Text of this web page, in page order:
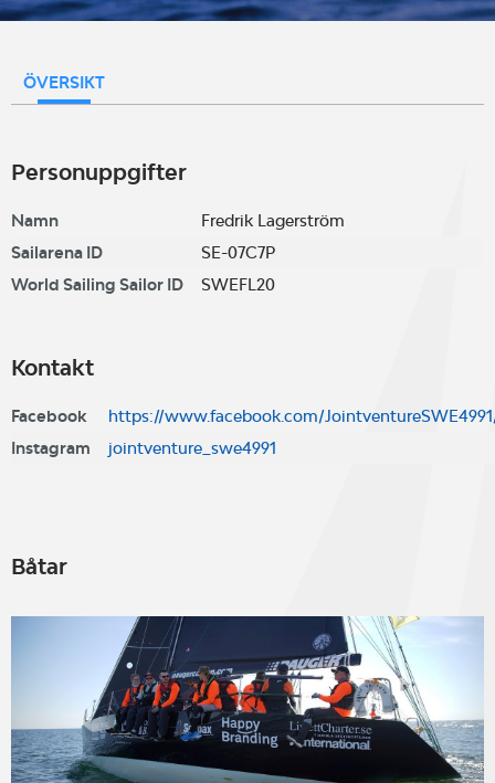
ÖVERSIKT
Personuppgifter
Namn
Fredrik Lagerström
Sailarena ID
SE-07C7P
World Sailing Sailor ID
SWEFL20
Kontakt
Facebook
https://www.facebook.com/
Instagram
jointventure_swe4991
Båtar